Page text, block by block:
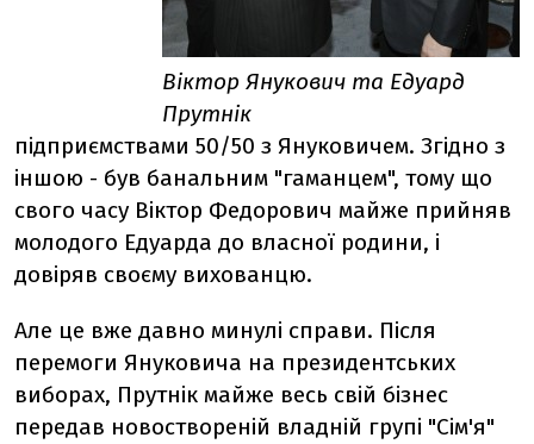
Віктор Янукович та Едуард
Прутнік
підприємствами 50/50 з Януковичем. Згідно з
іншою - був банальним "гаманцем", тому що
свого часу Віктор Федорович майже прийняв
молодого Едуарда до власної родини, і
довіряв своєму вихованцю.
Але це вже давно минулі справи. Після
перемоги Януковича на президентських
виборах, Прутнік майже весь свій бізнес
передав новоствореній владній групі "Сім'я"